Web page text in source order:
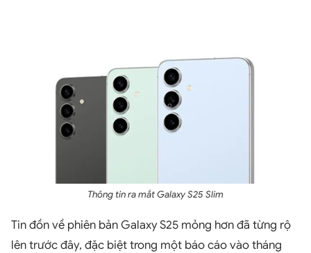
Thông tin ra mắt Galaxy S25 Slim
Tin đồn về phiên bản Galaxy S25 mỏng hơn đã từng rộ
lên trước đây, đặc biệt trong một báo cáo vào tháng